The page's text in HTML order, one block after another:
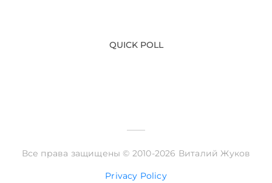
QUICK POLL
Все права защищены © 2010-2026 Виталий Жуков
Privacy Policy